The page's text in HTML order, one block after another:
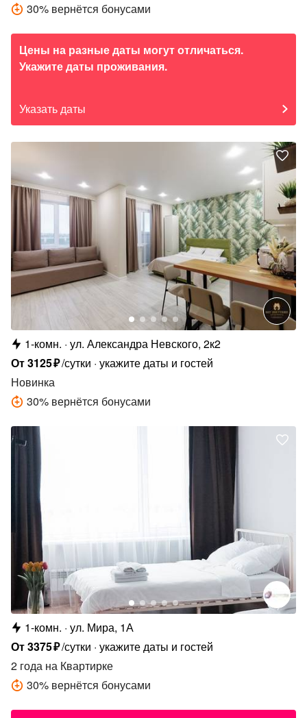
30% вернётся бонусами
Цены на разные даты могут отличаться.
Укажите даты проживания.
Указать даты
1-комн. ул. Александра Невского, 2к2
От3125₽/сутки укажите даты и гостей
Новинка
30% вернётся бонусами
1-комн. ул. Мира, 1А
От3375₽/сутки укажите даты и гостей
2 года на Квартирке
30% вернётся бонусами